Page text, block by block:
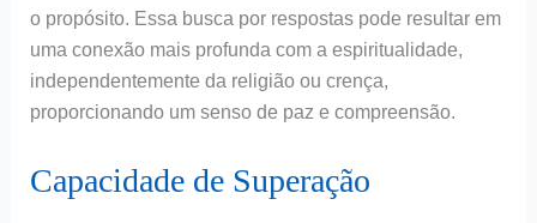
o propósito. Essa busca por respostas pode resultar em
uma conexão mais profunda com a espiritualidade,
independentemente da religião ou crença,
proporcionando um senso de paz e compreensão.
Capacidade de Superação